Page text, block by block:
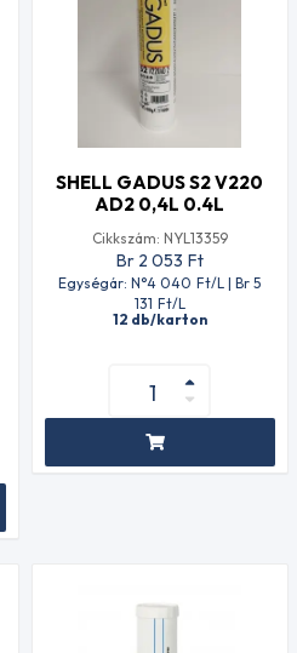
SHELL GADUS S2 V220
AD2 0,4L 0.4L
Cikkszám: NYL13359
Br 2 053 Ft
Egységár: N°4 040 Ft/L | Br 5
131 Ft/L
12 db/karton